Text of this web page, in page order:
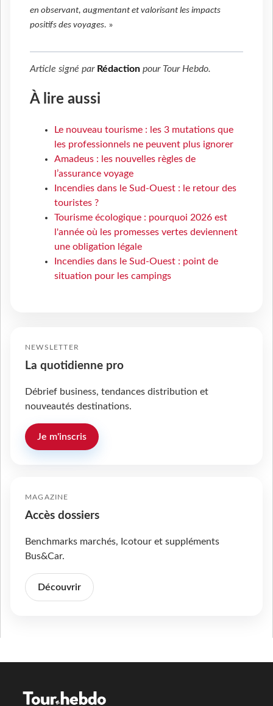
en observant, augmentant et valorisant les impacts
positifs des voyages. »
Article signé par Rédaction pour Tour Hebdo.
À lire aussi
Le nouveau tourisme : les 3 mutations que
les professionnels ne peuvent plus ignorer
Amadeus : les nouvelles règles de
l’assurance voyage
Incendies dans le Sud-Ouest : le retour des
touristes ?
Tourisme écologique : pourquoi 2026 est
l'année où les promesses vertes deviennent
une obligation légale
Incendies dans le Sud-Ouest : point de
situation pour les campings
NEWSLETTER
La quotidienne pro
Débrief business, tendances distribution et
nouveautés destinations.
Je m'inscris
MAGAZINE
Accès dossiers
Benchmarks marchés, Icotour et suppléments
Bus&Car.
Découvrir